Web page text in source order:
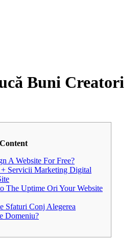
Buni Creatori
Content
A Website For Free?
+ Servicii Marketing Digital
The Uptime Ori Your Website
Sfaturi Conj Alegerea
Domeniu?